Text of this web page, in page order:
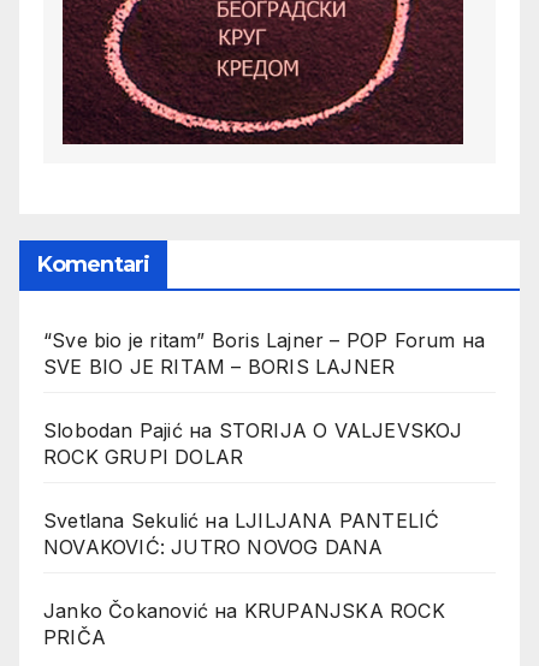
Komentari
“Sve bio je ritam” Boris Lajner – POP Forum на
SVE BIO JE RITAM – BORIS LAJNER
Slobodan Pajićна STORIJA O VALJEVSKOJ
ROCK GRUPI DOLAR
Svetlana Sekulić на LJILJANA PANTELIĆ
NOVAKOVIĆ: JUTRO NOVOG DANA
Janko Čokanović на KRUPANJSKA ROCK
PRIČA